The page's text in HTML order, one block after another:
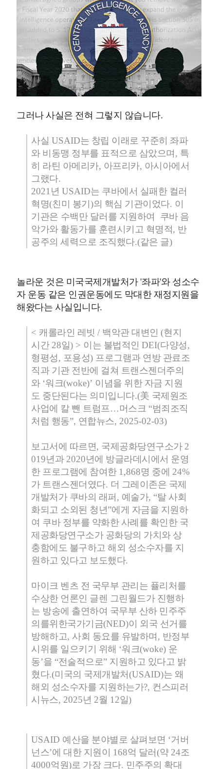
그러나 사실은 전혀 그렇지 않습니다.
사실 USAID는 창립 이래로 꾸준히 좌파
와 비동맹 정부를 표적으로 삼았으며 , 특
히 라틴 아메리카, 아프리카, 아시아에서
그랬다.
2021년USAID는 쿠바에서 실패한 컬러
혁명(친미 봉기 )의 핵심 기관이었다. 이
기관은 수백만 달러를 지원하여
쿠바 음
악가와 활동가를 훈련시키고 혁명적, 반
공주의 세력으로 조직했다.(같은 글)
놀라운 것은 미국국제개발처가'좌파'와 성소수
자 운동 같은 인권운동에도 막대한 재정지원을
해왔다는 사실입니다.
< 캐롤라인 레빗/ 백악관 대변인 (현지
시간 28일) > 이는 불법적인DEI(다양성,
형평성, 포용성) 프로그램과 연방 관료조
직과 기관 전반에 걸쳐 트랜스젠더주의
와 ‘워크(woke)’ 이념을 위한 자금 지원
도 중단된다는 의미입니다.(美 국제원조
사업에 칼 뺀 트럼프…머스크 “범죄조직
처럼 행동”, 연합뉴스, 2025-02-03)
보고서에 따르면, 국제공화당연구소가 2
019년과 2020년에 방글라데시에서 운영
한 프로그램에 참여한 1,868명 중에 24%
가 트랜스젠더였다. 더 그레이존은 국제
개발처가 쿠바의 래퍼 , 예술가, “탈 사회
화되고 소외된 청년”에게 자금을 지원하
여 쿠바 정부를 약화한 사례를 확인한 국
제공화당연구소가 공화당의 가치와 상
충함에도 불구하고 해외 성소수자를 지
원하고 있다고 보도했다.
마이크 벤츠 전 국무부 관리는 퓰리처를
수상한 언론인 글렌 그린월드가 진행하
는 방송에 출연하여 국무부 산하 민주주
의를위한국가기금(NED)이 외국 선거를
방해하고, 사회 동요를 유발하며 , 반정부
시위를 일으키기 위해 ‘워크(woke) 운
동’을 “전술적으로” 지원하고 있다고 밝
혔다.(미국의 국제개발처 (USAID)는 왜
해외 성소수자를 지원하는가?, 컨스피러
시뉴스, 2025년 2월 12일)
USAID 예산을 분야별로 살펴보면 ‘거버
넌스’에 대한 지원이 168억 달러 (약 24조
4000억원)로 가장 크다. 민주주의 확대